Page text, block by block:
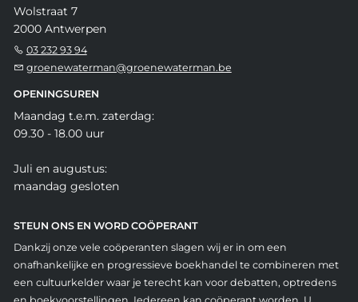
Wolstraat 7
2000 Antwerpen
03 232 93 94
groenewaterman@groenewaterman.be
OPENINGSUREN
Maandag t.e.m. zaterdag:
09.30 - 18.00 uur
Juli en augustus:
maandag gesloten
STEUN ONS EN WORD COÖPERANT
Dankzij onze vele coöperanten slagen wij er in om een
onafhankelijke en progressieve boekhandel te combineren met
een cultuurkelder waar je terecht kan voor debatten, optredens